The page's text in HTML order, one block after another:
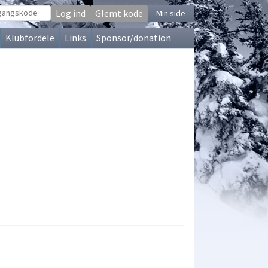
Min side
Glemt kode
Klubfordele Links Sponsor/donation